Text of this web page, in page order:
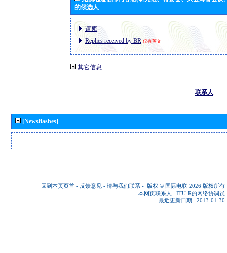
的候选人
请柬
Replies received by BR 仅有英文
其它信息
联系人
[Newsflashes]
回到本页页首 - 反馈意见 - 请与我们联系 - 版权 © 国际电联 2026 版权所有
本网页联系人 : ITU-R的网络协调员
最近更新日期 : 2013-01-30